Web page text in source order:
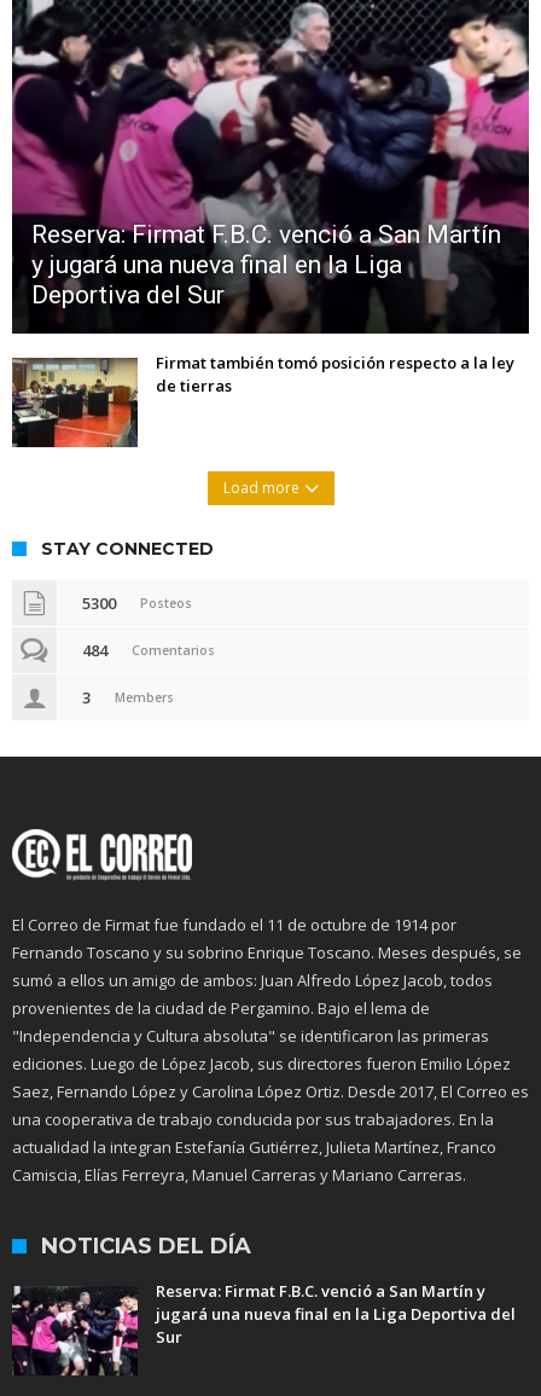
Reserva: Firmat F.B.C. venció a San Martín
y jugará una nueva final en la Liga
Deportiva del Sur
Firmat también tomó posición respecto a la ley
de tierras
Load more
STAY CONNECTED
5300 Posteos
484 Comentarios
3 Members
El Correo de Firmat fue fundado el 11 de octubre de 1914 por
Fernando Toscano y su sobrino Enrique Toscano. Meses después, se
sumó a ellos un amigo de ambos: Juan Alfredo López Jacob, todos
provenientes de la ciudad de Pergamino. Bajo el lema de
"Independencia y Cultura absoluta" se identificaron las primeras
ediciones. Luego de López Jacob, sus directores fueron Emilio López
Saez, Fernando López y Carolina López Ortiz. Desde 2017, El Correo es
una cooperativa de trabajo conducida por sus trabajadores. En la
actualidad la integran Estefanía Gutiérrez, Julieta Martínez, Franco
Camiscia, Elías Ferreyra, Manuel Carreras y Mariano Carreras.
NOTICIAS DEL DÍA
Reserva: Firmat F.B.C. venció a San Martín y
jugará una nueva final en la Liga Deportiva del
Sur